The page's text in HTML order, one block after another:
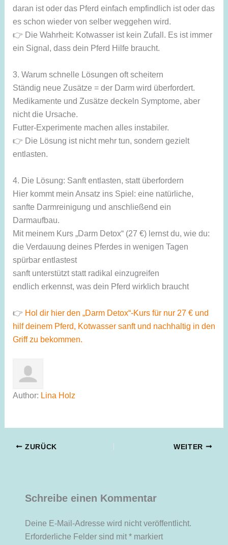
daran ist oder das Pferd einfach empfindlich ist oder das
es schon wieder von selber weggehen wird.
👉 Die Wahrheit: Kotwasser ist kein Zufall. Es ist immer
ein Signal, dass dein Pferd Hilfe braucht.
3. Warum schnelle Lösungen oft scheitern
Ständig neue Zusätze = der Darm wird überfordert.
Medikamente und Zusätze deckeln Symptome, aber
nicht die Ursache.
Futter-Experimente machen alles instabiler.
👉 Die Lösung ist nicht mehr tun, sondern gezielt
entlasten.
4. Die Lösung: Sanft entlasten, statt überfordern
Hier kommt mein Ansatz ins Spiel: eine natürliche,
sanfte Darmreinigung und anschließend ein
Darmaufbau.
Mit meinem Kurs „Darm Detox“ (27 €) lernst du, wie du:
die Verdauung deines Pferdes in wenigen Tagen
spürbar entlastest
sanft unterstützt statt radikal einzugreifen
endlich erkennst, was dein Pferd wirklich braucht
👉 Hol dir hier den „Darm Detox“-Kurs für nur 27 € und
hilf deinem Pferd, Kotwasser sanft und nachhaltig in den
Griff zu bekommen.
Author: Lina Holz
ZURÜCK WEITER
Schreibe einen Kommentar
Deine E-Mail-Adresse wird nicht veröffentlicht.
Erforderliche Felder sind mit *markiert